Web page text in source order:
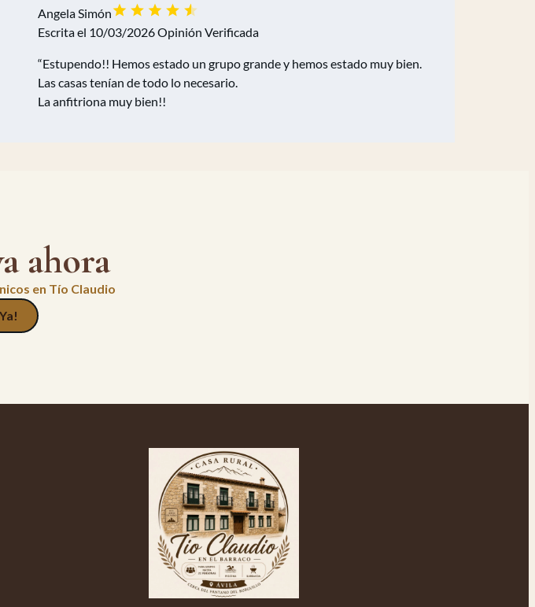
Angela Simón
Escrita el 10/03/2026Opinión Verificada
“Estupendo!! Hemos estado un grupo grande y hemos estado muy bien.
Las casas tenían de todo lo necesario.
La anfitriona muy bien!!
ahora
en Tío Claudio